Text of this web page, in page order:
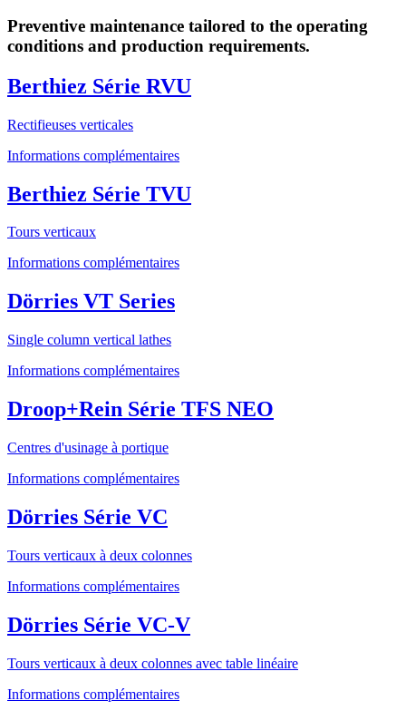
Preventive maintenance tailored to the operating
conditions and production requirements.
Berthiez Série RVU
Rectifieuses verticales
Informations complémentaires
Berthiez Série TVU
Tours verticaux
Informations complémentaires
Dörries VT Series
Single column vertical lathes
Informations complémentaires
Droop+Rein Série TFS NEO
Centres d'usinage à portique
Informations complémentaires
Dörries Série VC
Tours verticaux à deux colonnes
Informations complémentaires
Dörries Série VC-V
Tours verticaux à deux colonnes avec table linéaire
Informations complémentaires